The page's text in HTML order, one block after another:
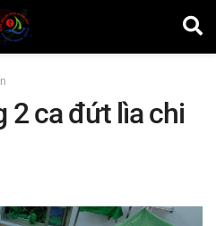
2 ca đứt lìa chi